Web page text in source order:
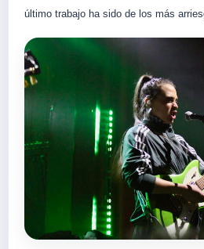
último trabajo ha sido de los más